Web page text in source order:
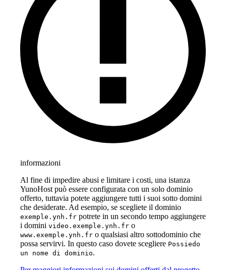
informazioni
Al fine di impedire abusi e limitare i costi, una istanza
YunoHost può essere configurata con un solo dominio
offerto, tuttavia potete aggiungere tutti i suoi sotto domini
che desiderate. Ad esempio, se scegliete il dominio
exemple.ynh.fr potrete in un secondo tempo aggiungere
i domini video.exemple.ynh.fr o
www.exemple.ynh.fr o qualsiasi altro sottodominio che
possa servirvi. In questo caso dovete scegliere Possiedo
un nome di dominio.